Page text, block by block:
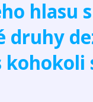
hlasu
druhy